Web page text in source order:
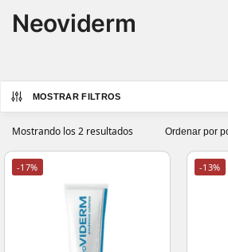
Neoviderm
MOSTRAR FILTROS
Mostrando los 2 resultados
-17% -13%